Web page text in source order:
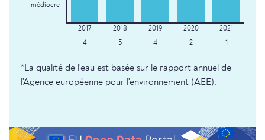
médiocre
4 5 4 2 1
*La qualité de l'eau est basée sur le rapport annuel de
l'Agence européenne pour l'environnement (AEE).